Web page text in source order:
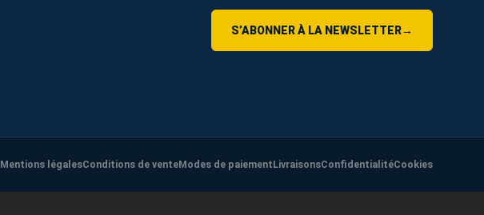
S’ABONNER À LA NEWSLETTER→
Mentions légalesConditions de venteModes de paiementLivraisonsConfidentialitéCookies